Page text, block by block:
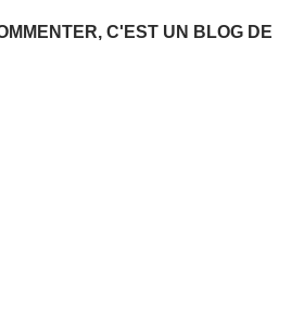
C'EST UN BLOG DE